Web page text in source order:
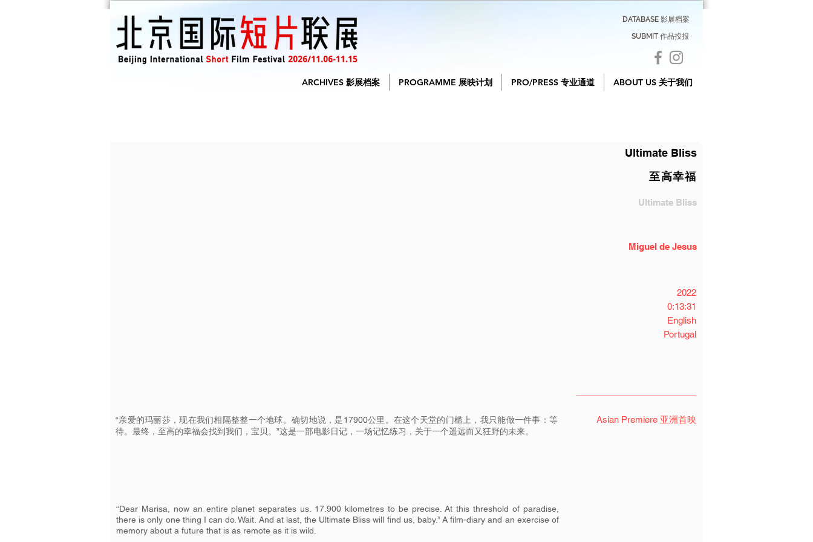
DATABASE 影展档案
SUBMIT 作品投报
ARCHIVES 影展档案 PROGRAMME 展映计划 PRO/PRESS 专业通道 ABOUT US 关于我们
Ultimate Bliss
至高幸福
Ultimate Bliss
Miguel de Jesus
2022
0:13:31
English
Portugal
“亲爱的玛丽莎，现在我们相隔整整一个地球。确切地说，是17900公里。在这个天堂的门槛上，我只能做一件事：等
待。最终，至高的幸福会找到我们，宝贝。”这是一部电影日记，一场记忆练习，关于一个遥远而又狂野的未来。
Asian Premiere 亚洲首映
“Dear Marisa, now an entire planet separates us. 17.900 kilometres to be precise. At this threshold of paradise,
there is only one thing I can do. Wait. And at last, the Ultimate Bliss will find us, baby.” A film-diary and an exercise of
memory about a future that is as remote as it is wild.